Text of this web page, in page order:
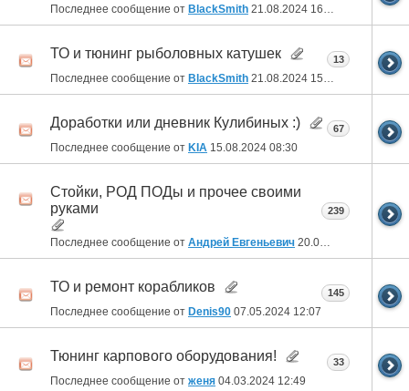
Последнее сообщение от BlackSmith 21.08.2024 16:11
ТО и тюнинг рыболовных катушек
Последнее сообщение от BlackSmith 21.08.2024 15:40
13
Доработки или дневник Кулибиных :)
Последнее сообщение от KIA 15.08.2024 08:30
67
Стойки, РОД ПОДы и прочее своими
руками
Последнее сообщение от Андрей Евгеньевич 20.05.2024
239
ТО и ремонт корабликов
Последнее сообщение от Denis90 07.05.2024 12:07
145
Тюнинг карпового оборудования!
Последнее сообщение от женя 04.03.2024 12:49
33